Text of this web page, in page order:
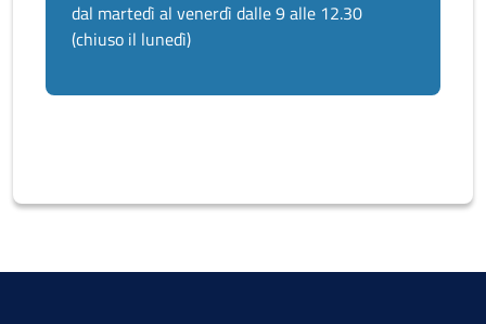
dal martedì al venerdì dalle 9 alle 12.30
(chiuso il lunedì)